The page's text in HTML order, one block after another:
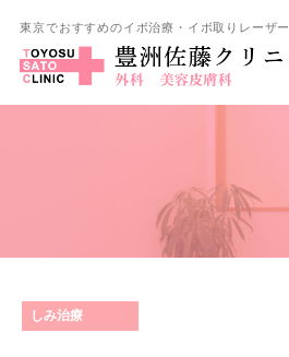
東京でおすすめのイボ治療・イボ取りレーザー
しみ治療